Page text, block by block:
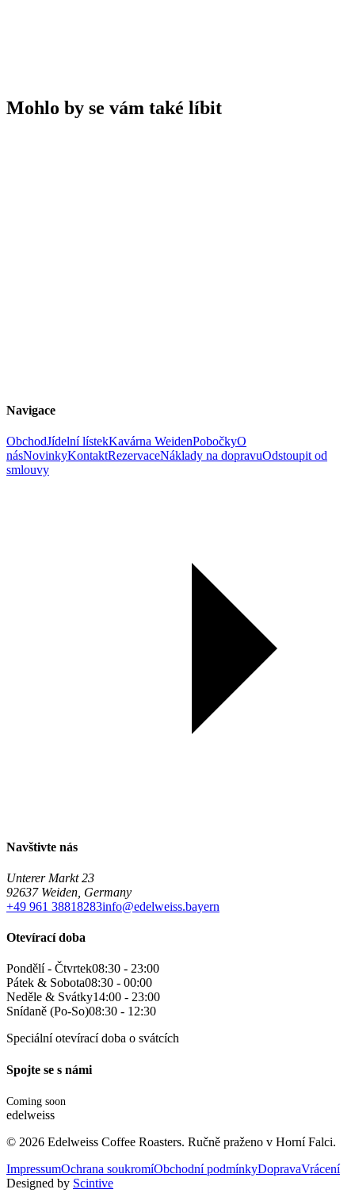
Mohlo by se vám také líbit
Navigace
ObchodJídelní lístekKavárna WeidenPobočkyO
násNovinkyKontaktRezervaceNáklady na dopravuOdstoupit od
smlouvy
Navštivte nás
Unterer Markt 23
92637 Weiden, Germany
+49 961 38818283info@edelweiss.bayern
Otevírací doba
Pondělí - Čtvrtek08:30 - 23:00
Pátek & Sobota08:30 - 00:00
Neděle & Svátky14:00 - 23:00
Snídaně (Po-So)08:30 - 12:30
Speciální otevírací doba o svátcích
Spojte se s námi
Coming soon
edelweiss
© 2026 Edelweiss Coffee Roasters. Ručně praženo v Horní Falci.
ImpressumOchrana soukromíObchodní podmínkyDopravaVrácení
Designed by Scintive